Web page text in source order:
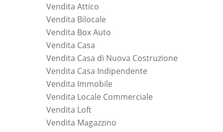
Vendita Attico
Vendita Bilocale
Vendita Box Auto
Vendita Casa
Vendita Casa di Nuova Costruzione
Vendita Casa Indipendente
Vendita Immobile
Vendita Locale Commerciale
Vendita Loft
Vendita Magazzino